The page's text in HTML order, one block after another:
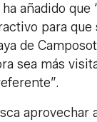
añadido
para que
de
sea más
aprovechar